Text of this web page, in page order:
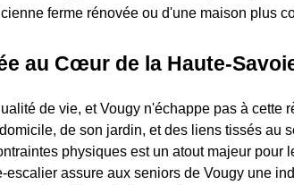
ferme rénovée ou d'une maison plus
au Cœur de la Haute-
de vie, et Vougy n'échappe pas à cette
de son jardin, et des liens tissés au
physiques est un atout majeur pour
assure aux seniors de Vougy une